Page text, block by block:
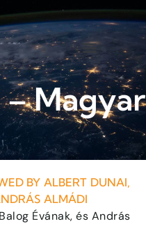
Magyar
BY ALBERT DUNAI,
ALMÁDI
Évának, és András